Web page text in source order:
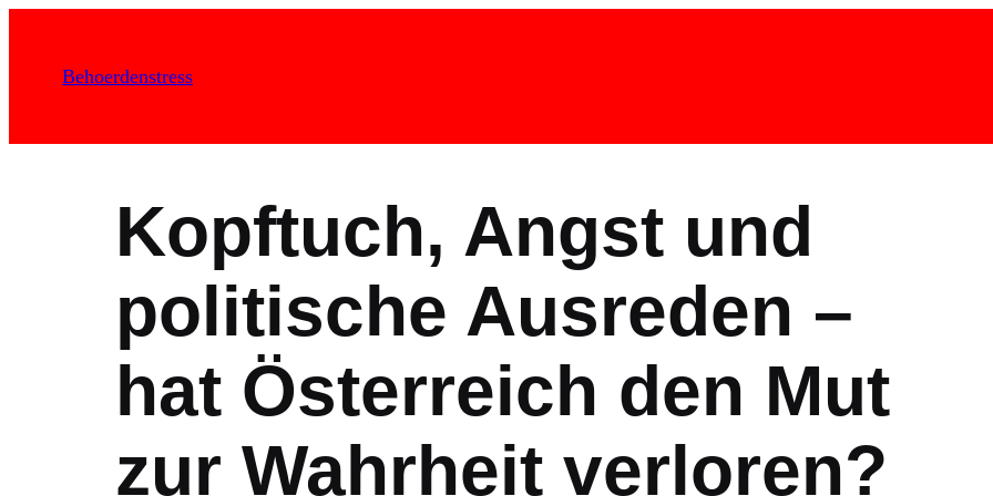
springenBehoerdenstress
Kopftuch, Angst und
politische Ausreden –
hat Österreich den Mut
zur Wahrheit verloren?